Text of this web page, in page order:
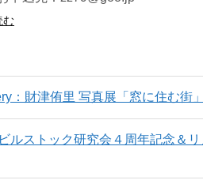
む
：財津侑里 写真展「窓に住む街
ルストック研究会４周年記念＆